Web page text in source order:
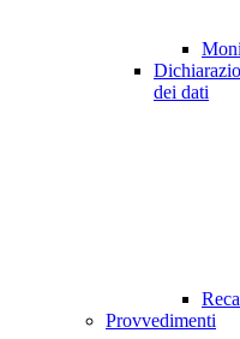
dei dati
Provvedimenti